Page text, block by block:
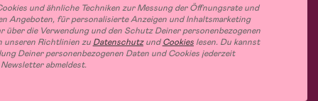
und ähnliche Techniken zur Messung der Öffnungsrate und
Angeboten, für personalisierte Anzeigen und Inhaltsmarketing
über die Verwendung und den Schutz Deiner personenbezogenen
unseren Richtlinien zu DatenschutzundCookieslesen. Du kannst
Deiner personenbezogenen Daten und Cookies jederzeit
abmeldest.